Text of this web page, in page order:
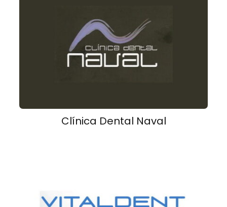
Clínica Dental Naval